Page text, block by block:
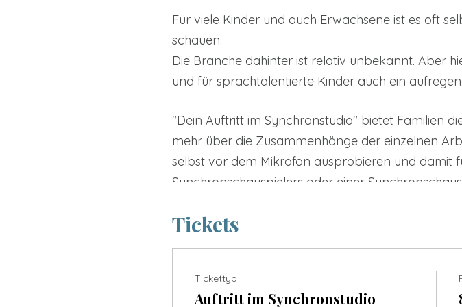
Für viele Kinder und auch Erwachsene ist es oft
schauen.
Die Branche dahinter ist relativ unbekannt. Aber
und für sprachtalentierte Kinder auch ein
"Dein Auftritt im Synchronstudio" bietet Familien
mehr über die Zusammenhänge der einzelnen
selbst vor dem Mikrofon ausprobieren und damit
Synchronschauspielers oder einer
Lüftungspause und Desinfektion der
vor dem Mikrofon sammeln und eine Szene einer
Tickets
Tickettyp
Auftritt im Synchronstudio